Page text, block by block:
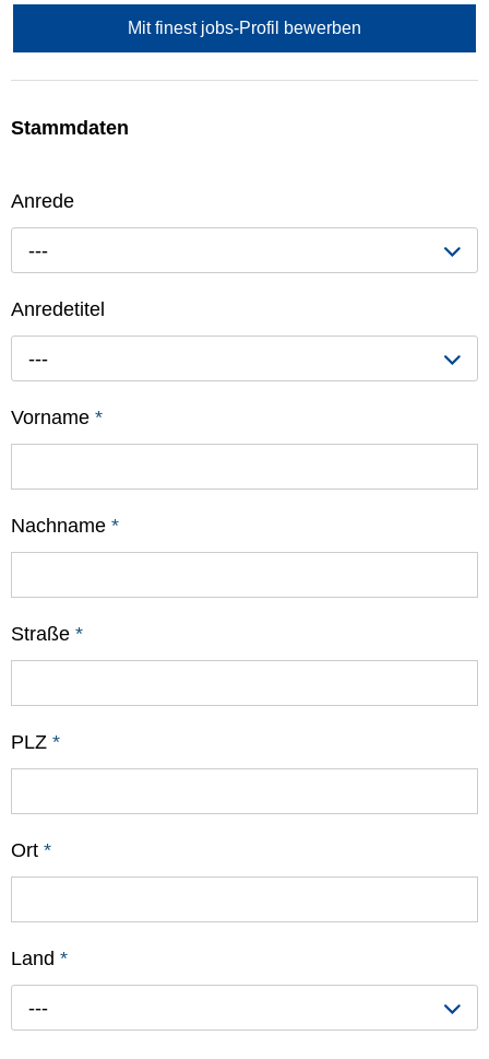
Mit finest jobs-Profil bewerben
Stammdaten
Anrede
---
Anredetitel
---
Vorname *
Nachname *
Straße *
PLZ *
Ort *
Land *
---